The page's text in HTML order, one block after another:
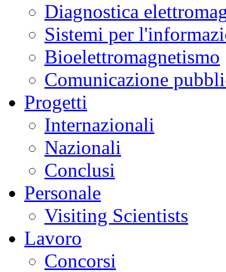
Diagnostica
Sistemi per
Bioelettromagnetismo
Comunicazione
Progetti
Internazionali
Nazionali
Conclusi
Personale
Visiting Scientists
Lavoro
Concorsi